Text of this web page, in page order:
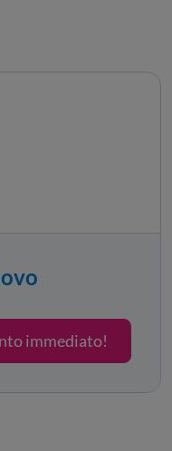
immediato!